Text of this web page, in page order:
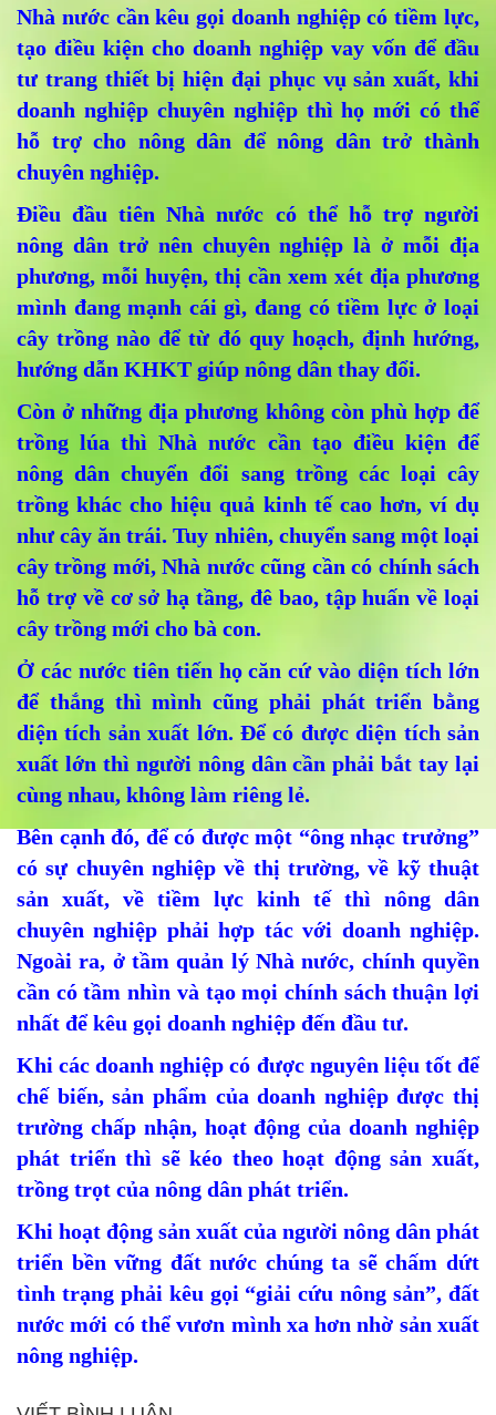
Nhà nước cần kêu gọi doanh nghiệp có tiềm lực,
tạo điều kiện cho doanh nghiệp vay vốn để đầu
tư trang thiết bị hiện đại phục vụ sản xuất, khi
doanh nghiệp chuyên nghiệp thì họ mới có thể
hỗ trợ cho nông dân để nông dân trở thành
chuyên nghiệp.
Điều đầu tiên Nhà nước có thể hỗ trợ người
nông dân trở nên chuyên nghiệp là ở mỗi địa
phương, mỗi huyện, thị cần xem xét địa phương
mình đang mạnh cái gì, đang có tiềm lực ở loại
cây trồng nào để từ đó quy hoạch, định hướng,
hướng dẫn KHKT giúp nông dân thay đổi.
Còn ở những địa phương không còn phù hợp để
trồng lúa thì Nhà nước cần tạo điều kiện để
nông dân chuyển đổi sang trồng các loại cây
trồng khác cho hiệu quả kinh tế cao hơn, ví dụ
như cây ăn trái. Tuy nhiên, chuyển sang một loại
cây trồng mới, Nhà nước cũng cần có chính sách
hỗ trợ về cơ sở hạ tầng, đê bao, tập huấn về loại
cây trồng mới cho bà con.
Ở các nước tiên tiến họ căn cứ vào diện tích lớn
để thắng thì mình cũng phải phát triển bằng
diện tích sản xuất lớn. Để có được diện tích sản
xuất lớn thì người nông dân cần phải bắt tay lại
cùng nhau, không làm riêng lẻ.
Bên cạnh đó, để có được một “ông nhạc trưởng”
có sự chuyên nghiệp về thị trường, về kỹ thuật
sản xuất, về tiềm lực kinh tế thì nông dân
chuyên nghiệp phải hợp tác với doanh nghiệp.
Ngoài ra, ở tầm quản lý Nhà nước, chính quyền
cần có tầm nhìn và tạo mọi chính sách thuận lợi
nhất để kêu gọi doanh nghiệp đến đầu tư.
Khi các doanh nghiệp có được nguyên liệu tốt để
chế biến, sản phẩm của doanh nghiệp được thị
trường chấp nhận, hoạt động của doanh nghiệp
phát triển thì sẽ kéo theo hoạt động sản xuất,
trồng trọt của nông dân phát triển.
Khi hoạt động sản xuất của người nông dân phát
triển bền vững đất nước chúng ta sẽ chấm dứt
tình trạng phải kêu gọi “giải cứu nông sản”, đất
nước mới có thể vươn mình xa hơn nhờ sản xuất
nông nghiệp.